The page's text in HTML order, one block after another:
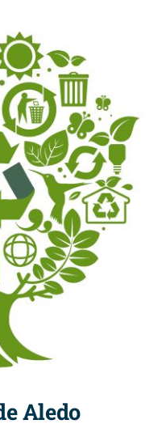
Aledo